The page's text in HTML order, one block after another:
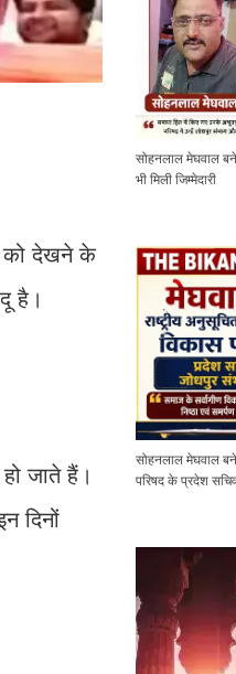
को देखने के
है।
जाते हैं।
दिनों
सोहनलाल मेघवाल
भी मिली जिम्मेदारी
सोहनलाल मेघवाल
परिषद के प्रदेश